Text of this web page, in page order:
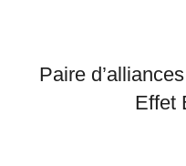
Paire
Effet